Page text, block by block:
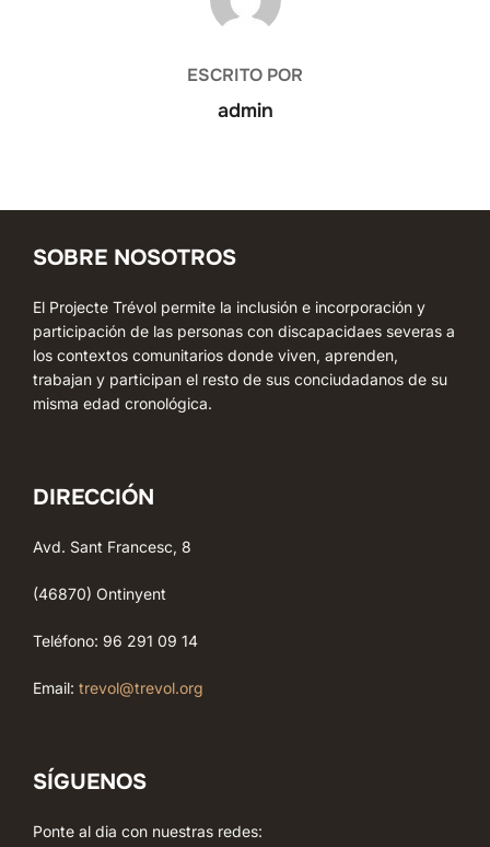
ESCRITO POR
admin
SOBRE NOSOTROS
El Projecte Trévol permite la inclusión e incorporación y
participación de las personas con discapacidaes severas a
los contextos comunitarios donde viven, aprenden,
trabajan y participan el resto de sus conciudadanos de su
misma edad cronológica.
DIRECCIÓN
Avd. Sant Francesc, 8
(46870) Ontinyent
Teléfono: 96 291 09 14
Email: trevol@trevol.org
SÍGUENOS
Ponte al dia con nuestras redes: